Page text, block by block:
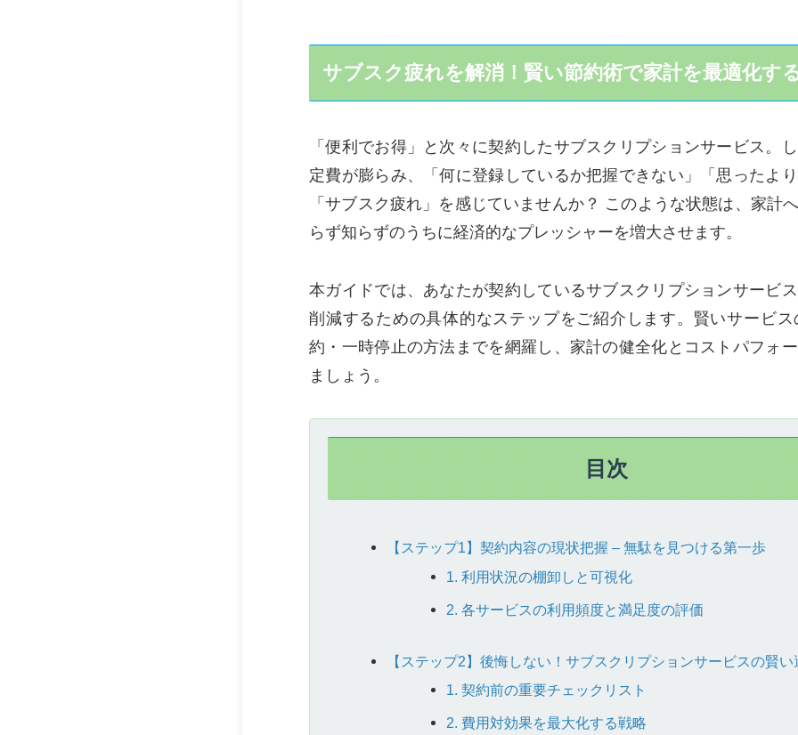
サブスク疲れを解消！賢い節約術で家計を最適化す
「便利でお得」と次々に契約したサブスクリプションサービス。
定費が膨らみ、「何に登録しているか把握できない」「思ったよ
「サブスク疲れ」を感じていませんか？ このような状態は、家計
らず知らずのうちに経済的なプレッシャーを増大させます。
本ガイドでは、あなたが契約しているサブスクリプションサービ
削減するための具体的なステップをご紹介します。賢いサービ
約・一時停止の方法までを網羅し、家計の健全化とコストパフォ
ましょう。
目次
【ステップ1】契約内容の現状把握 – 無駄を見つける第一歩
1. 利用状況の棚卸しと可視化
2. 各サービスの利用頻度と満足度の評価
【ステップ2】後悔しない！サブスクリプションサービスの賢
1. 契約前の重要チェックリスト
2. 費用対効果を最大化する戦略